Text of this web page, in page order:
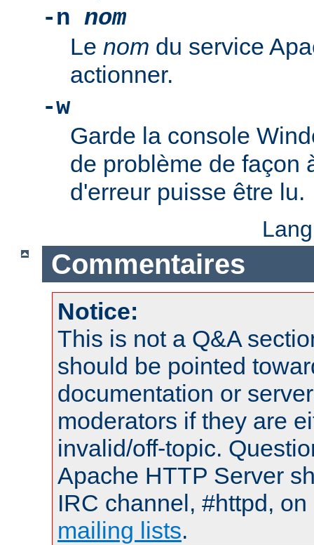
-n nom
Le nom du service
actionner.
-w
Garde la console
de problème de façon
d'erreur puisse être lu.
Commentaires
Notice:
This is not a Q&A
should be pointed
documentation or
moderators if they are
invalid/off-topic.
Apache HTTP Server
IRC channel, #httpd,
mailing lists.